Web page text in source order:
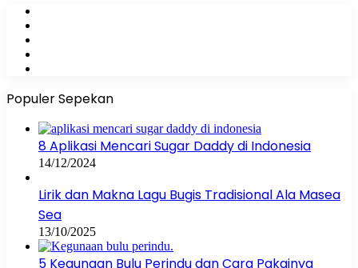
Populer Sepekan
8 Aplikasi Mencari Sugar Daddy di Indonesia
14/12/2024
Lirik dan Makna Lagu Bugis Tradisional Ala Masea
Sea
13/10/2025
5 Kegunaan Bulu Perindu dan Cara Pakainya